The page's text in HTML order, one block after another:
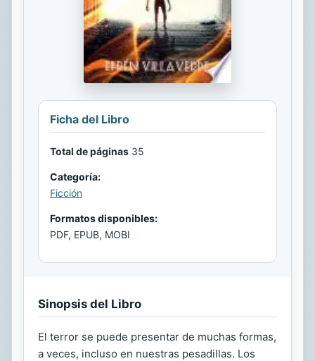
Ficha del Libro
Total de páginas 35
Categoría:
Ficción
Formatos disponibles:
PDF, EPUB, MOBI
Sinopsis del Libro
El terror se puede presentar de muchas formas,
a veces, incluso en nuestras pesadillas. Los